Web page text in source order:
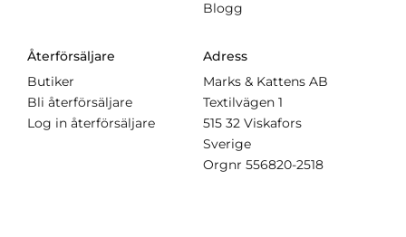
Blogg
Återförsäljare
Butiker
Bli återförsäljare
Log in återförsäljare
Adress
Marks & Kattens AB
Textilvägen 1
515 32 Viskafors
Sverige
Orgnr 556820-2518